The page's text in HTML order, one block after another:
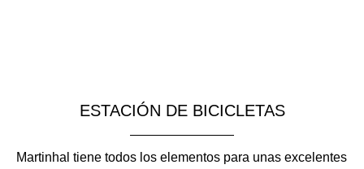
ESTACIÓN DE BICICLETAS
Martinhal tiene todos los elementos para unas excelentes